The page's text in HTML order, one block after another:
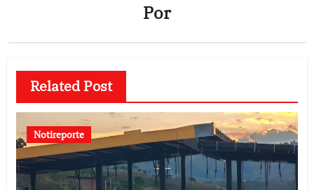
Por
Related Post
Notireporte